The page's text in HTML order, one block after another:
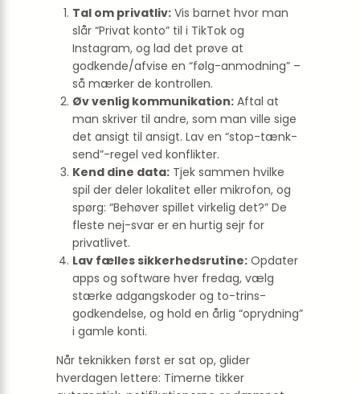
Tal om privatliv: Vis barnet hvor man
slår “Privat konto” til i TikTok og
Instagram, og lad det prøve at
godkende/afvise en “følg-anmodning” –
så mærker de kontrollen.
Øv venlig kommunikation: Aftal at
man skriver til andre, som man ville sige
det ansigt til ansigt. Lav en “stop-tænk-
send”-regel ved konflikter.
Kend dine data: Tjek sammen hvilke
spil der deler lokalitet eller mikrofon, og
spørg: “Behøver spillet virkelig det?” De
fleste nej-svar er en hurtig sejr for
privatlivet.
Lav fælles sikkerhedsrutine: Opdater
apps og software hver fredag, vælg
stærke adgangskoder og to-trins-
godkendelse, og hold en årlig “oprydning”
i gamle konti.
Når teknikken først er sat op, glider
hverdagen lettere: Timerne tikker